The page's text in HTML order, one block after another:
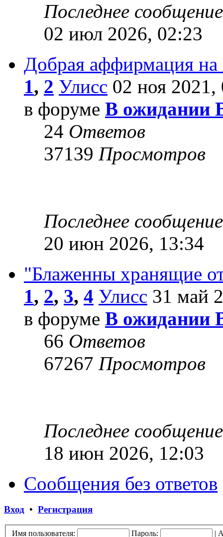
Последнее
02 июл 2026, 02:23
Добрая аффирмация
1, 2 Улисс 02 ноя 2021,
в форуме В ожидании
24 Ответов
37139 Просмотров
Последнее
20 июн 2026, 13:34
"Блаженны хранящие
1, 2, 3, 4 Улисс 31 май
в форуме В ожидании
66 Ответов
67267 Просмотров
Последнее
18 июн 2026, 12:03
Сообщения без ответов
Вход • Регистрация
Имя пользователя: Пароль: |